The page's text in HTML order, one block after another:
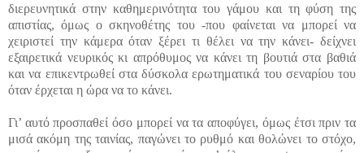
διερευνητικά στην καθημερινότητα του γάμου και τη φύση της
απιστίας, όμως ο σκηνοθέτης του -που φαίνεται να μπορεί να
χειριστεί την κάμερα όταν ξέρει τι θέλει να την κάνει- δείχνει
εξαιρετικά νευρικός κι απρόθυμος να κάνει τη βουτιά στα βαθιά
και να επικεντρωθεί στα δύσκολα ερωτηματικά του σεναρίου του
όταν έρχεται η ώρα να το κάνει.
Γι’ αυτό προσπαθεί όσο μπορεί να τα αποφύγει, όμως έτσι πριν τα
μισά ακόμη της ταινίας, παγώνει το ρυθμό και θολώνει το στόχο,